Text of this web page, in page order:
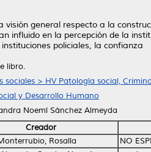
visión general respecto a la
influido en la percepción de la
policiales, la confianza
libro.
sociales > HV Patología social,
y Desarrollo Humano
Noemí Sánchez Almeyda
Creador
Rosalía
NO